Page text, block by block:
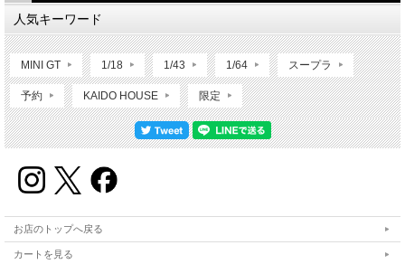
人気キーワード
MINI GT 1/18 1/43 1/64 スープラ
予約 KAIDO HOUSE 限定
お店のトップへ戻る
カートを見る